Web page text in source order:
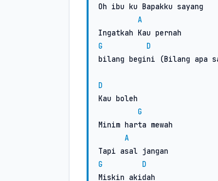
Oh ibu ku Bapakku sayang
A
G
D
bilang begini (Bilang apa
D
Kau boleh
G
Minim harta mewah
A
G
D
Miskin akidah